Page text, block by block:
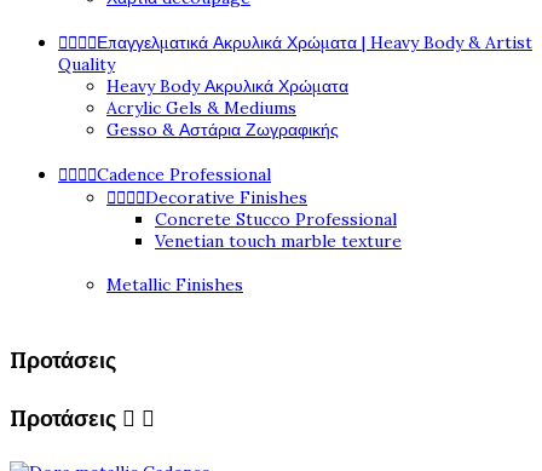
Επαγγελματικά Ακρυλικά Χρώματα | Heavy Body & Artist
Quality
Heavy Body Ακρυλικά Χρώματα
Acrylic Gels & Mediums
Gesso & Αστάρια Ζωγραφικής
Cadence Professional
Decorative Finishes
Concrete Stucco Professional
Venetian touch marble texture
Metallic Finishes
Προτάσεις
Προτάσεις  